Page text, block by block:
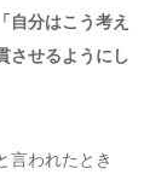
自分はこう考え
させるようにし
言われたとき